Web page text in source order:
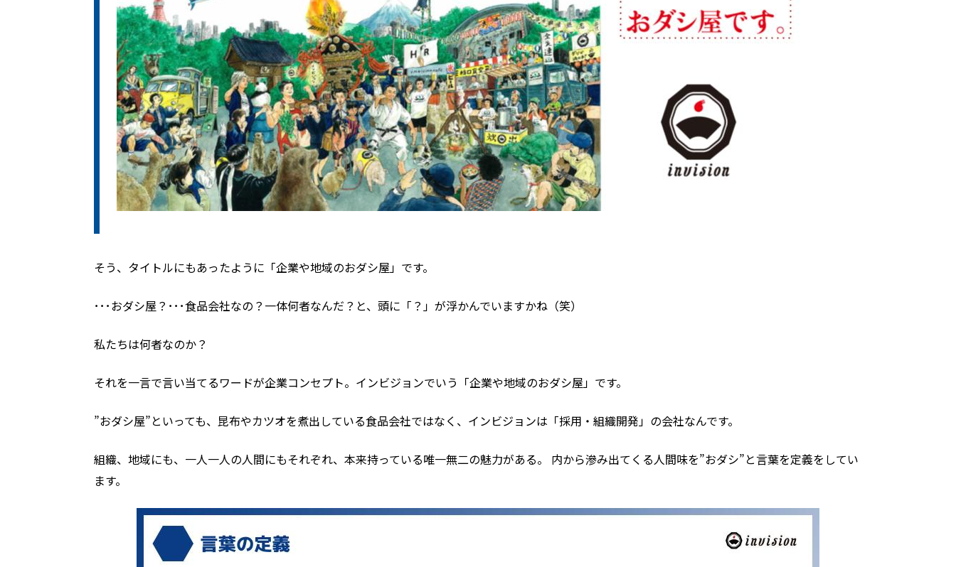
そう、タイトルにもあったように「企業や地域のおダシ屋」です。
･･･おダシ屋？･･･食品会社なの？一体何者なんだ？と、頭に「？」が浮かんでいますかね（笑）
私たちは何者なのか？
それを一言で言い当てるワードが企業コンセプト。インビジョンでいう「企業や地域のおダシ屋」です。
”おダシ屋”といっても、昆布やカツオを煮出している食品会社ではなく、インビジョンは「採用・組織開発」の会社なんです。
組織、地域にも、一人一人の人間にもそれぞれ、本来持っている唯一無二の魅力がある。 内から滲み出てくる人間味を”おダシ”と言葉を定義をしてい
ます。